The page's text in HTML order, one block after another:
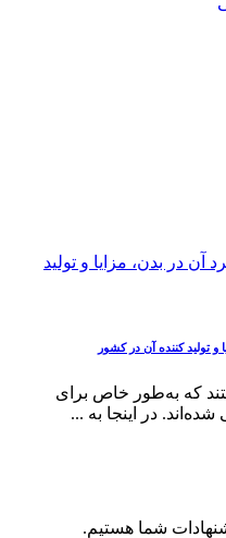
تولید کننده آن در کشور
که به‌طور خاص برای
در اینجا به ...
شما هستیم.